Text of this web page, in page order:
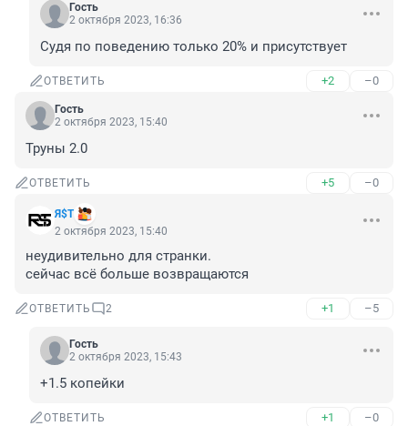
Гость
2 октября 2023, 16:36
Судя по поведению только 20% и присутствует
ОТВЕТИТЬ +2 –0
Гость
2 октября 2023, 15:40
Труны 2.0
ОТВЕТИТЬ +5 –0
Я$Т
2 октября 2023, 15:40
неудивительно для странки.
сейчас всё больше возвращаются
ОТВЕТИТЬ 2 +1 –5
Гость
2 октября 2023, 15:43
+1.5 копейки
ОТВЕТИТЬ +1 –0